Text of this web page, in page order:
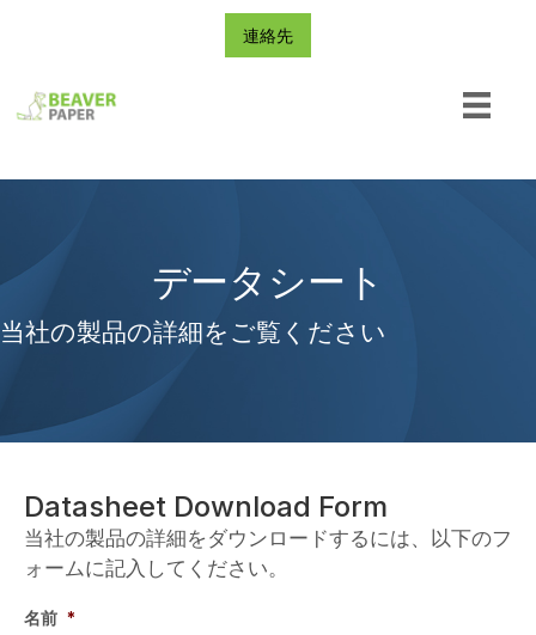
連絡先
データシート
当社の製品の詳細をご覧ください
Datasheet Download Form
当社の製品の詳細をダウンロードするには、以下のフ
ォームに記入してください。
名前 *